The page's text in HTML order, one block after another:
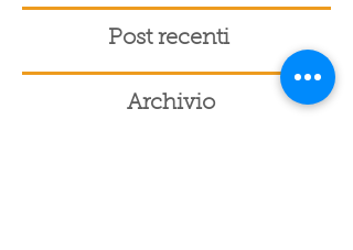
Post recenti
Archivio